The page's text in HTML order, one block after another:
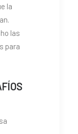
la
las
para